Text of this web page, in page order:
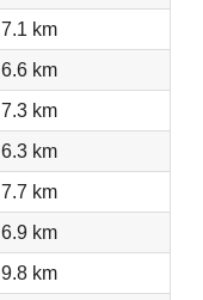
7.1 km
6.6 km
7.3 km
6.3 km
7.7 km
6.9 km
9.8 km